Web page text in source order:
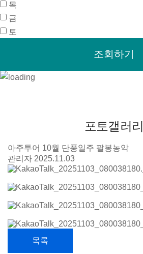
목
금
토
포토갤러리
아주투어 10월 단풍일주 팔봉농악
관리자 2025.11.03
목록